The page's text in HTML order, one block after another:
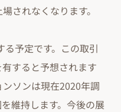
されなくなります。
予定です。この取引
すると予想されます
ソンは現在2020年調
維持します。今後の展